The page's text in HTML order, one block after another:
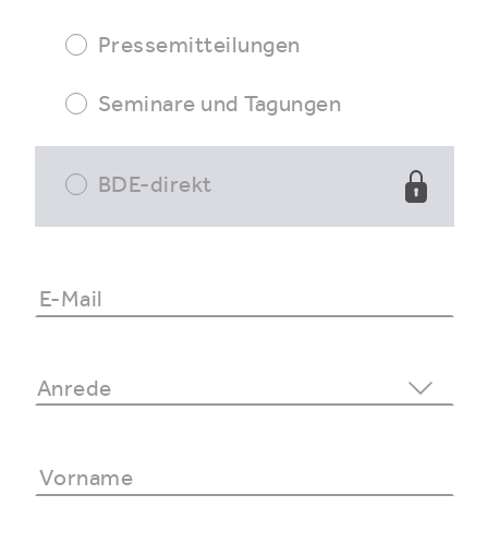
Pressemitteilungen
Seminare und Tagungen
BDE-direkt